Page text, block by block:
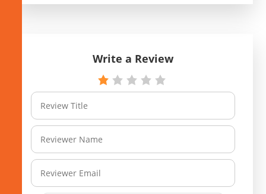
Write a Review